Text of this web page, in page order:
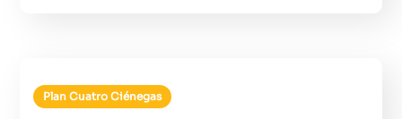
Plan Cuatro Ciénegas